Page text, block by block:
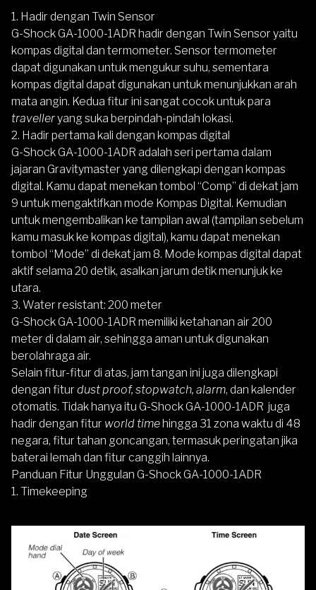
1. Hadir dengan Twin Sensor
G-Shock GA-1000-1ADR hadir dengan Twin Sensor yaitu
kompas digital dan termometer. Sensor termometer
dapat digunakan untuk mengukur suhu, sementara
kompas digital dapat digunakan untuk menunjukkan arah
mata angin. Kedua fitur ini sangat cocok untuk para
travelleryang suka berpindah-pindah lokasi.
2. Hadir pertama kali dengan kompas digital
G-Shock GA-1000-1ADR adalah seri pertama dalam
jajaran Gravitymaster yang dilengkapi dengan kompas
digital. Kamu dapat menekan tombol “Comp” di dekat jam
9 untuk mengaktifkan mode Kompas Digital. Kemudian
untuk mengembalikan ke tampilan awal (tampilan sebelum
kamu masuk ke kompas digital), kamu dapat menekan
tombol “Mode” di dekat jam 8. Mode kompas digital dapat
aktif selama 20 detik, asalkan jarum detik menunjuk ke
utara.
3. Water resistant: 200 meter
G-Shock GA-1000-1ADR memiliki ketahanan air 200
meter di dalam air, sehingga aman untuk digunakan
berolahraga air.
Selain fitur-fitur di atas, jam tangan ini juga dilengkapi
dengan fitur dust proof, stopwatch, alarm, dan kalender
otomatis. Tidak hanya itu G-Shock GA-1000-1ADR juga
hadir dengan fitur world timehingga 31 zona waktu di 48
negara, fitur tahan goncangan, termasuk peringatan jika
baterai lemah dan fitur canggih lainnya.
Panduan Fitur Unggulan G-Shock GA-1000-1ADR
1. Timekeeping